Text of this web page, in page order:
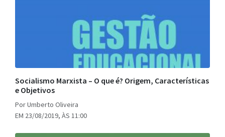
Socialismo Marxista – O que é? Origem, Características
e Objetivos
Por Umberto Oliveira
EM 23/08/2019, ÀS 11:00